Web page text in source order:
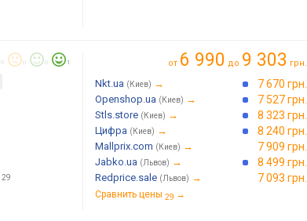
1
29
от 6 990 до 9 303 грн.
Nkt.ua (Киев) → 7 670 грн.
Openshop.ua (Киев) → 7 527 грн.
Stls.store (Киев) → 8 323 грн.
Цифра (Киев) → 8 240 грн.
Mallprix.com (Киев) → 7 909 грн.
Jabko.ua (Львов) → 8 499 грн.
Redprice.sale (Львов) → 7 093 грн.
Сравнить цены 29 →